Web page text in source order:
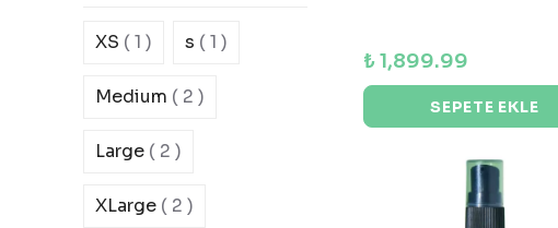
XS ( 1 ) s ( 1 )
Medium ( 2 )
Large ( 2 )
XLarge ( 2 )
₺ 1,899.99
SEPETE EKLE